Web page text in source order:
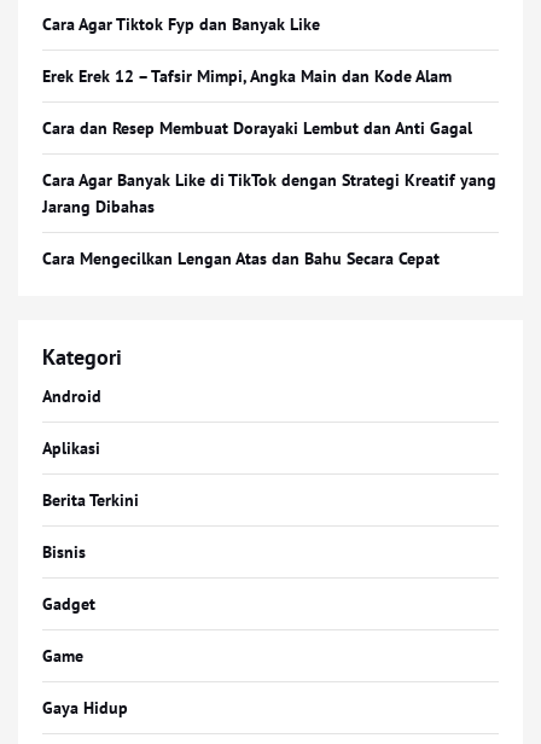
Cara Agar Tiktok Fyp dan Banyak Like
Erek Erek 12 – Tafsir Mimpi, Angka Main dan Kode Alam
Cara dan Resep Membuat Dorayaki Lembut dan Anti Gagal
Cara Agar Banyak Like di TikTok dengan Strategi Kreatif yang
Jarang Dibahas
Cara Mengecilkan Lengan Atas dan Bahu Secara Cepat
Kategori
Android
Aplikasi
Berita Terkini
Bisnis
Gadget
Game
Gaya Hidup